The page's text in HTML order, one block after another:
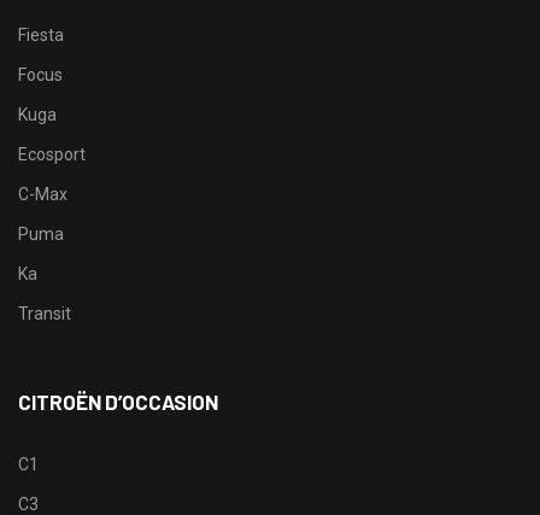
Fiesta
Focus
Kuga
Ecosport
C-Max
Puma
Ka
Transit
CITROËN D’OCCASION
C1
C3